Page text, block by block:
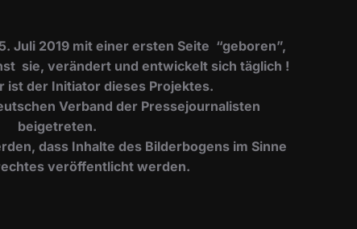
Juli 2019 mit einer ersten Seite “geboren”,
sie, verändert und entwickelt sich täglich !
ist der Initiator dieses Projektes.
Verband der Pressejournalisten
beigetreten.
dass Inhalte des Bilderbogens im Sinne
veröffentlicht werden.